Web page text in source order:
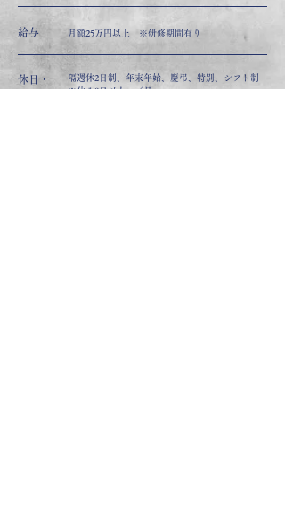
給与 月額25万円以上 ※研修期間有り
休日・
隔週休2日制、年末年始、慶弔、特別、シフト制
※休み8日以上～／月